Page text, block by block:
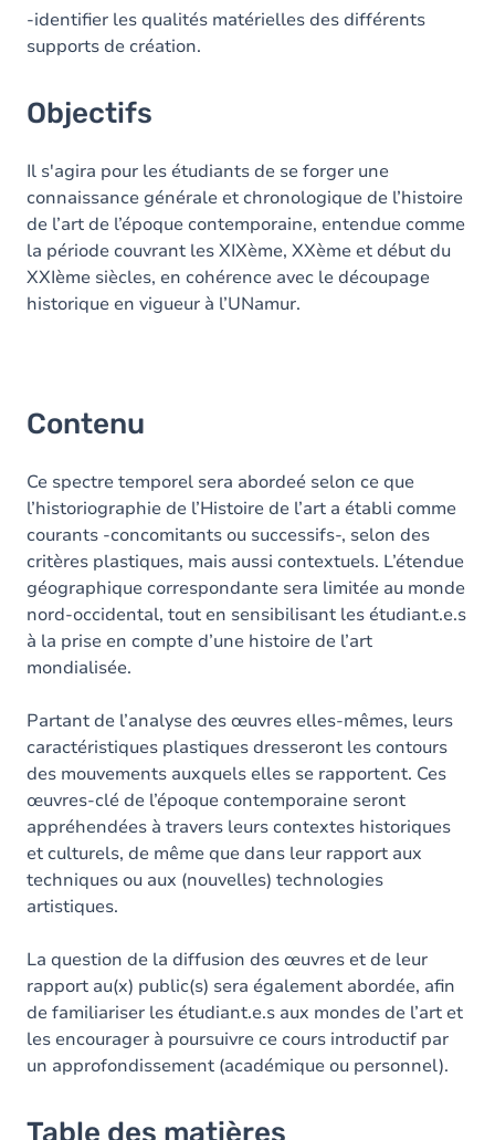
-identifier les qualités matérielles des différents
supports de création.
Objectifs
Il s'agira pour les étudiants de se forger une
connaissance générale et chronologique de l’histoire
de l’art de l’époque contemporaine, entendue comme
la période couvrant les XIXème, XXème et début du
XXIème siècles, en cohérence avec le découpage
historique en vigueur à l’UNamur.
Contenu
Ce spectre temporel sera abordeé selon ce que
l’historiographie de l’Histoire de l’art a établi comme
courants -concomitants ou successifs-, selon des
critères plastiques, mais aussi contextuels. L’étendue
géographique correspondante sera limitée au monde
nord-occidental, tout en sensibilisant les étudiant.e.s
à la prise en compte d’une histoire de l’art
mondialisée.
Partant de l’analyse des œuvres elles-mêmes, leurs
caractéristiques plastiques dresseront les contours
des mouvements auxquels elles se rapportent. Ces
œuvres-clé de l’époque contemporaine seront
appréhendées à travers leurs contextes historiques
et culturels, de même que dans leur rapport aux
techniques ou aux (nouvelles) technologies
artistiques.
La question de la diffusion des œuvres et de leur
rapport au(x) public(s) sera également abordée, afin
de familiariser les étudiant.e.s aux mondes de l’art et
les encourager à poursuivre ce cours introductif par
un approfondissement (académique ou personnel).
Table des matières